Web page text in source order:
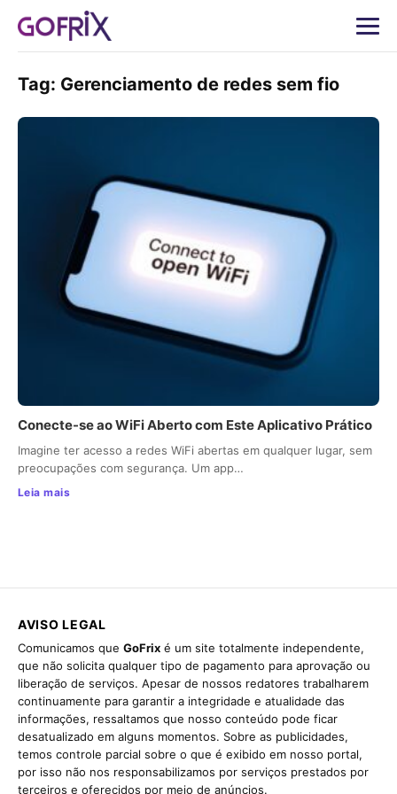
Tag: Gerenciamento de redes sem fio
Conecte-se ao WiFi Aberto com Este Aplicativo Prático
Imagine ter acesso a redes WiFi abertas em qualquer lugar, sem
preocupações com segurança. Um app…
Leia mais
AVISO LEGAL
Comunicamos que GoFrix é um site totalmente independente,
que não solicita qualquer tipo de pagamento para aprovação ou
liberação de serviços. Apesar de nossos redatores trabalharem
continuamente para garantir a integridade e atualidade das
informações, ressaltamos que nosso conteúdo pode ficar
desatualizado em alguns momentos. Sobre as publicidades,
temos controle parcial sobre o que é exibido em nosso portal,
por isso não nos responsabilizamos por serviços prestados por
terceiros e oferecidos por meio de anúncios.